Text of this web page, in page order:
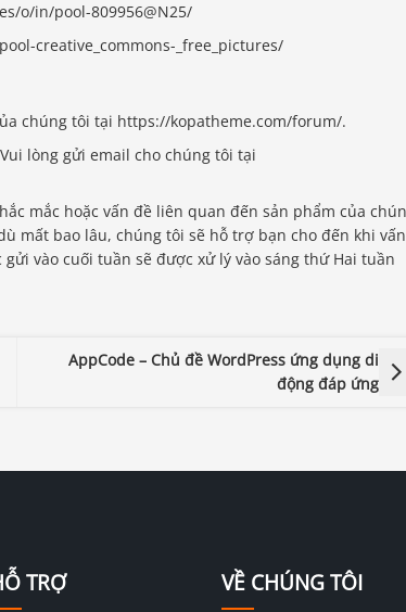
o/in/pool-809956@N25/
creative_commons-_free_pictures/
chúng tôi tại https://kopatheme.com/forum/.
lòng gửi email cho chúng tôi tại
mắc hoặc vấn đề liên quan đến sản phẩm của
mất bao lâu, chúng tôi sẽ hỗ trợ bạn cho đến khi vấn
vào cuối tuần sẽ được xử lý vào sáng thứ Hai tuần
AppCode – Chủ đề WordPress ứng dụng di
động đáp ứng
TRỢ VỀ CHÚNG TÔI